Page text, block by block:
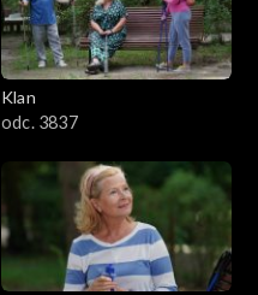
Klan
odc. 3837